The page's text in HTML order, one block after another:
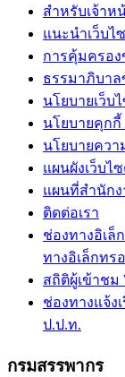
สำหรับเจ้าห
แนะนำเว็บไ
การคุ้มครอ
ธรรมาภิบา
นโยบายเว็บ
นโยบายคุกกี้
นโยบายคว
แผนผังเว็บไ
แผนที่สำนัก
ติดต่อเรา
ช่องทางอิเล็
ทางอิเล็กทรอ
สถิติผู้เข้าชม
ช่องทางแจ้ง
ป.ป.ท.
กรมสรรพากร